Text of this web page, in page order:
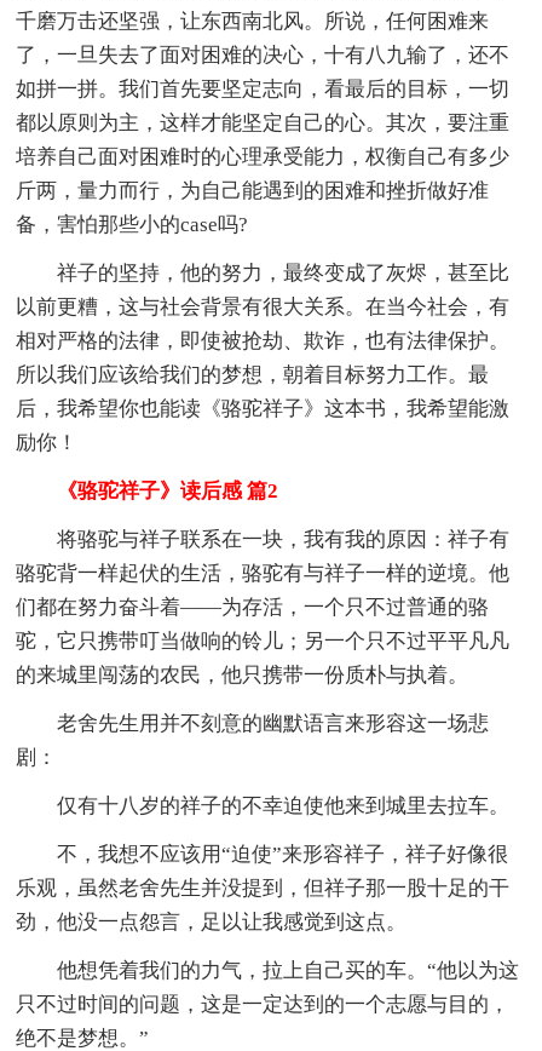
千磨万击还坚强，让东西南北风。所说，任何困难来
了，一旦失去了面对困难的决心，十有八九输了，还不
如拼一拼。我们首先要坚定志向，看最后的目标，一切
都以原则为主，这样才能坚定自己的心。其次，要注重
培养自己面对困难时的心理承受能力，权衡自己有多少
斤两，量力而行，为自己能遇到的困难和挫折做好准
备，害怕那些小的case吗?
祥子的坚持，他的努力，最终变成了灰烬，甚至比
以前更糟，这与社会背景有很大关系。在当今社会，有
相对严格的法律，即使被抢劫、欺诈，也有法律保护。
所以我们应该给我们的梦想，朝着目标努力工作。最
后，我希望你也能读《骆驼祥子》这本书，我希望能激
励你！
《骆驼祥子》读后感 篇2
将骆驼与祥子联系在一块，我有我的原因：祥子有
骆驼背一样起伏的生活，骆驼有与祥子一样的逆境。他
们都在努力奋斗着——为存活，一个只不过普通的骆
驼，它只携带叮当做响的铃儿；另一个只不过平平凡凡
的来城里闯荡的农民，他只携带一份质朴与执着。
老舍先生用并不刻意的幽默语言来形容这一场悲
剧：
仅有十八岁的祥子的不幸迫使他来到城里去拉车。
不，我想不应该用“迫使”来形容祥子，祥子好像很
乐观，虽然老舍先生并没提到，但祥子那一股十足的干
劲，他没一点怨言，足以让我感觉到这点。
他想凭着我们的力气，拉上自己买的车。“他以为这
只不过时间的问题，这是一定达到的一个志愿与目的，
绝不是梦想。”